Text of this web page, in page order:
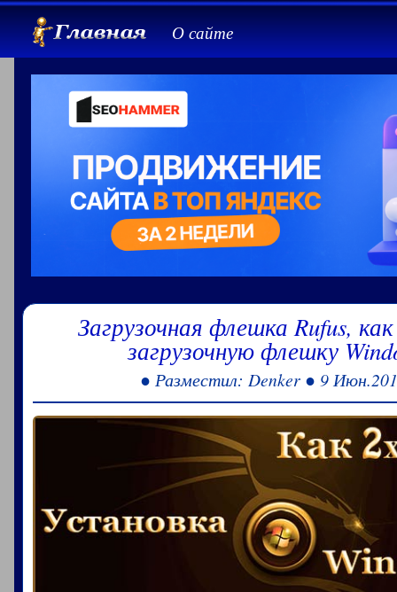
О сайте
Загрузочная флешка Rufus,
загрузочную флешку
● Разместил: Denker ● 9